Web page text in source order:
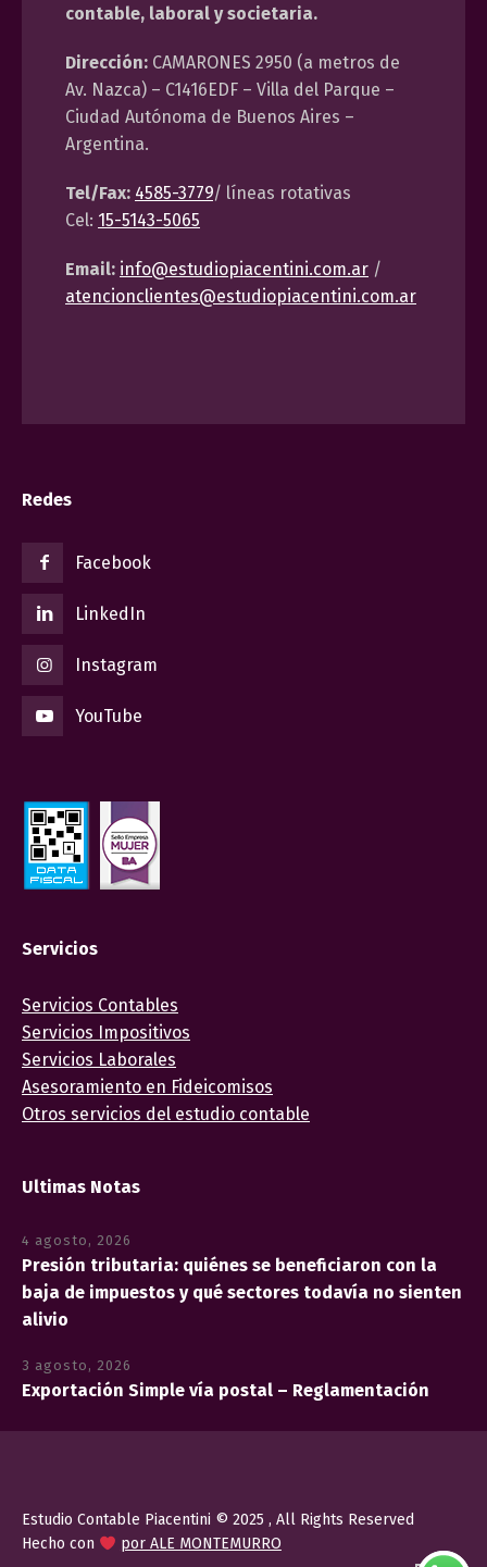
contable, laboral y societaria.
Dirección: CAMARONES 2950 (a metros de
Av. Nazca) – C1416EDF – Villa del Parque –
Ciudad Autónoma de Buenos Aires –
Argentina.
Tel/Fax: 4585-3779/ líneas rotativas
Cel: 15-5143-5065
Email: info@estudiopiacentini.com.ar /
atencionclientes@estudiopiacentini.com.ar
Redes
Facebook
LinkedIn
Instagram
YouTube
Servicios
Servicios Contables
Servicios Impositivos
Servicios Laborales
Asesoramiento en Fideicomisos
Otros servicios del estudio contable
Ultimas Notas
4 agosto, 2026
Presión tributaria: quiénes se beneficiaron con la
baja de impuestos y qué sectores todavía no sienten
alivio
3 agosto, 2026
Exportación Simple vía postal – Reglamentación
Estudio Contable Piacentini © 2025 , All Rights Reserved
Hecho con
por ALE MONTEMURRO